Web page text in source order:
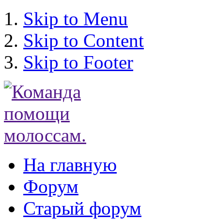
Skip to Menu
Skip to Content
Skip to Footer
На главную
Форум
Старый форум